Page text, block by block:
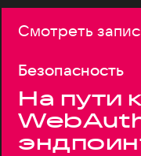
Смотреть
Безопасность
На пути